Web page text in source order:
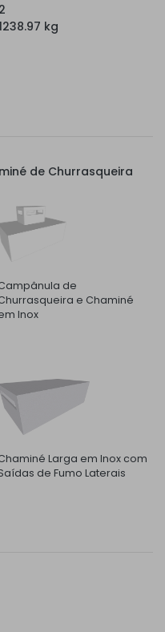
2
kg
de Churrasqueira
de
e Chaminé
Inox
Larga em Inox com
de Fumo Laterais